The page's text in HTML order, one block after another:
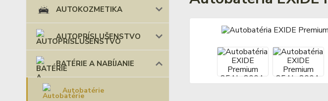
AUTOKOZMETIKA
AUTOPRÍSLUŠENSTVO
BATÉRIE A NABÍJANIE
Autobatérie